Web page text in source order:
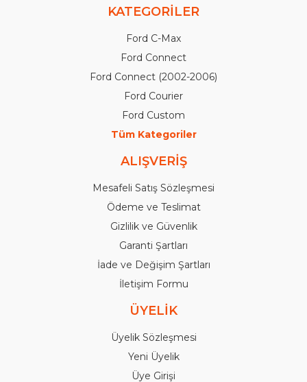
KATEGORİLER
Ford C-Max
Ford Connect
Ford Connect (2002-2006)
Ford Courier
Ford Custom
Tüm Kategoriler
ALIŞVERİŞ
Mesafeli Satış Sözleşmesi
Ödeme ve Teslimat
Gizlilik ve Güvenlik
Garanti Şartları
İade ve Değişim Şartları
İletişim Formu
ÜYELİK
Üyelik Sözleşmesi
Yeni Üyelik
Üye Girişi